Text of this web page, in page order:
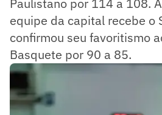
Paulistano por 114 a 108.
equipe da capital recebe o
confirmou seu favoritismo
Basquete por 90 a 85.